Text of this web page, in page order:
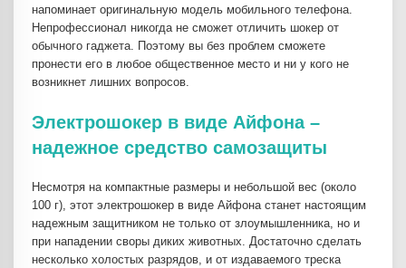
напоминает оригинальную модель мобильного телефона.
Непрофессионал никогда не сможет отличить шокер от
обычного гаджета. Поэтому вы без проблем сможете
пронести его в любое общественное место и ни у кого не
возникнет лишних вопросов.
Электрошокер в виде Айфона –
надежное средство самозащиты
Несмотря на компактные размеры и небольшой вес (около
100 г), этот электрошокер в виде Айфона станет настоящим
надежным защитником не только от злоумышленника, но и
при нападении своры диких животных. Достаточно сделать
несколько холостых разрядов, и от издаваемого треска